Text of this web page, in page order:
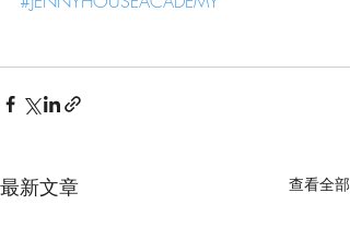
最新文章 查看全部